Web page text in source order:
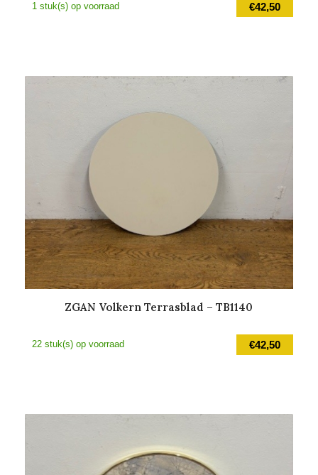
€42,50
1 stuk(s) op voorraad
ZGAN Volkern Terrasblad – TB1140
€42,50
22 stuk(s) op voorraad